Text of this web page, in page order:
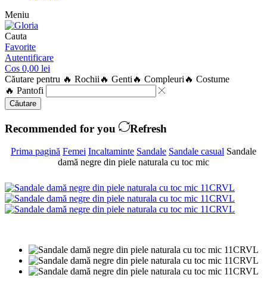
Meniu
Cauta
Favorite
Autentificare
Cos 0,00 lei
Căutare pentru 🔥 Rochii 🔥 Genti 🔥 Compleuri 🔥 Costume
🔥 Pantofi
Căutare
Recommended for you Refresh
Prima pagină Femei Incaltaminte Sandale Sandale casual Sandale
damă negre din piele naturala cu toc mic